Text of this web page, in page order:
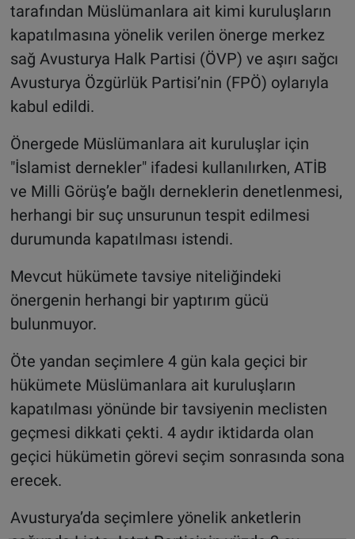
tarafından Müslümanlara ait kimi kuruluşların
kapatılmasına yönelik verilen önerge merkez
sağ Avusturya Halk Partisi (ÖVP) ve aşırı sağcı
Avusturya Özgürlük Partisi’nin (FPÖ) oylarıyla
kabul edildi.
Önergede Müslümanlara ait kuruluşlar için
"İslamist dernekler" ifadesi kullanılırken, ATİB
ve Milli Görüş’e bağlı derneklerin denetlenmesi,
herhangi bir suç unsurunun tespit edilmesi
durumunda kapatılması istendi.
Mevcut hükümete tavsiye niteliğindeki
önergenin herhangi bir yaptırım gücü
bulunmuyor.
Öte yandan seçimlere 4 gün kala geçici bir
hükümete Müslümanlara ait kuruluşların
kapatılması yönünde bir tavsiyenin meclisten
geçmesi dikkati çekti. 4 aydır iktidarda olan
geçici hükümetin görevi seçim sonrasında sona
erecek.
Avusturya’da seçimlere yönelik anketlerin